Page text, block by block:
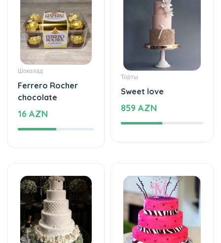
Шоколад
Ferrero Rocher
chocolate
16 AZN
Sweet love
859 AZN
Торты
Торты